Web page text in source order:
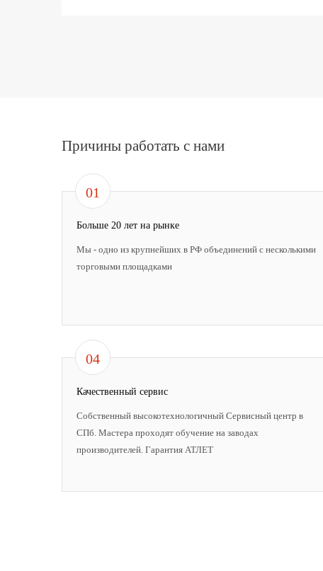
Причины работать с нами
01
Больше 20 лет на рынке
Мы - одно из крупнейших в РФ объединений с несколькими
торговыми площадками
04
Качественный сервис
Собственный высокотехнологичный Сервисный центр в
СПб. Мастера проходят обучение на заводах
производителей. Гарантия АТЛЕТ